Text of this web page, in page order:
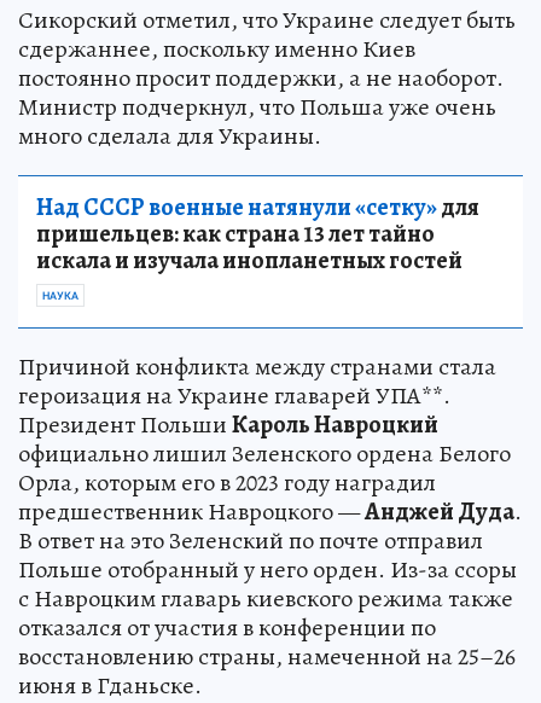
Сикорский отметил, что Украине следует быть
сдержаннее, поскольку именно Киев
постоянно просит поддержки, а не наоборот.
Министр подчеркнул, что Польша уже очень
много сделала для Украины.
Над СССР военные натянули «сетку»для
пришельцев: как страна 13 лет тайно
искала и изучала инопланетных гостей
НАУКА
Причиной конфликта между странами стала
героизация на Украине главарей УПА**.
Президент ПольшиКароль Навроцкий
официально лишил Зеленского ордена Белого
Орла, которым его в 2023 году наградил
предшественник Навроцкого —Анджей Дуда.
В ответ на это Зеленский по почте отправил
Польше отобранный у него орден. Из-за ссоры
с Навроцким главарь киевского режима также
отказался от участия в конференции по
восстановлению страны, намеченной на 25–26
июня в Гданьске.